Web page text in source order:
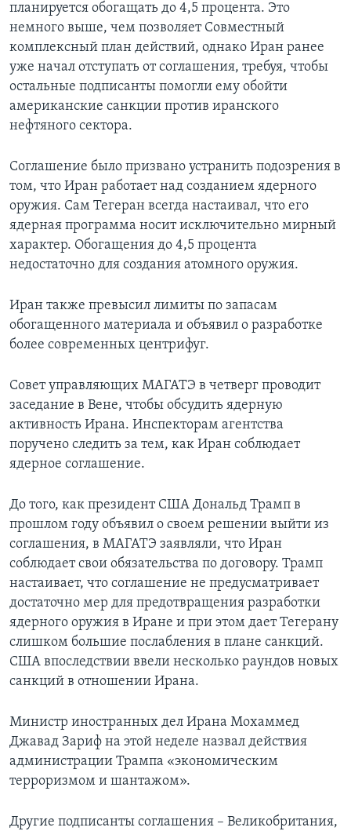
планируется обогащать до 4,5 процента. Это
немного выше, чем позволяет Совместный
комплексный план действий, однако Иран ранее
уже начал отступать от соглашения, требуя, чтобы
остальные подписанты помогли ему обойти
американские санкции против иранского
нефтяного сектора.
Соглашение было призвано устранить подозрения в
том, что Иран работает над созданием ядерного
оружия. Сам Тегеран всегда настаивал, что его
ядерная программа носит исключительно мирный
характер. Обогащения до 4,5 процента
недостаточно для создания атомного оружия.
Иран также превысил лимиты по запасам
обогащенного материала и объявил о разработке
более современных центрифуг.
Совет управляющих МАГАТЭ в четверг проводит
заседание в Вене, чтобы обсудить ядерную
активность Ирана. Инспекторам агентства
поручено следить за тем, как Иран соблюдает
ядерное соглашение.
До того, как президент США Дональд Трамп в
прошлом году объявил о своем решении выйти из
соглашения, в МАГАТЭ заявляли, что Иран
соблюдает свои обязательства по договору. Трамп
настаивает, что соглашение не предусматривает
достаточно мер для предотвращения разработки
ядерного оружия в Иране и при этом дает Тегерану
слишком большие послабления в плане санкций.
США впоследствии ввели несколько раундов новых
санкций в отношении Ирана.
Министр иностранных дел Ирана Мохаммед
Джавад Зариф на этой неделе назвал действия
администрации Трампа «экономическим
терроризмом и шантажом».
Другие подписанты соглашения – Великобритания,